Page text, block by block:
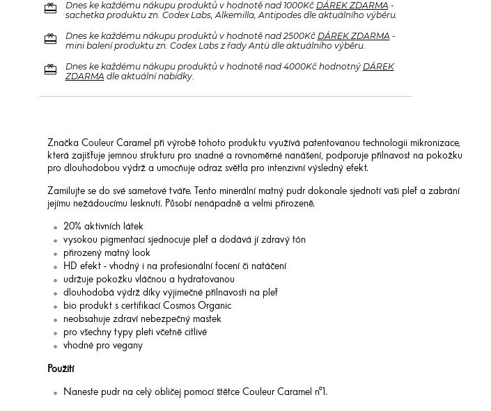
redeem Dnes ke každému nákupu produktů v hodnotě nad 1000Kč DÁREK ZDARMA -
sachetka produktu zn. Codex Labs, Alkemilla, Antipodes dle aktuálního výběru.
redeem Dnes ke každému nákupu produktů v hodnotě nad 2500Kč DÁREK ZDARMA -
mini balení produktu zn. Codex Labs z řady Antü dle aktuálního výběru.
redeem Dnes ke každému nákupu produktů v hodnotě nad 4000Kč hodnotný DÁREK
ZDARMA dle aktuální nabídky.
Značka Couleur Caramel při výrobě tohoto produktu využívá patentovanou technologii mikronizace,
která zajišťuje jemnou strukturu pro snadné a rovnoměrné nanášení, podporuje přilnavost na pokožku
pro dlouhodobou výdrž a umocňuje odraz světla pro intenzivní výsledný efekt.
Zamilujte se do své sametové tváře. Tento minerální matný pudr dokonale sjednotí vaši pleť a zabrání
jejímu nežádoucímu lesknutí. Působí nenápadně a velmi přirozeně.
20% aktivních látek
vysokou pigmentací sjednocuje pleť a dodává jí zdravý tón
přirozený matný look
HD efekt - vhodný i na profesionální focení či natáčení
udržuje pokožku vláčnou a hydratovanou
dlouhodobá výdrž díky výjimečné přilnavosti na pleť
bio produkt s certifikací Cosmos Organic
neobsahuje zdraví nebezpečný mastek
pro všechny typy pleti včetně citlivé
vhodné pro vegany
Použití
Naneste pudr na celý obličej pomocí štětce Couleur Caramel n°1.